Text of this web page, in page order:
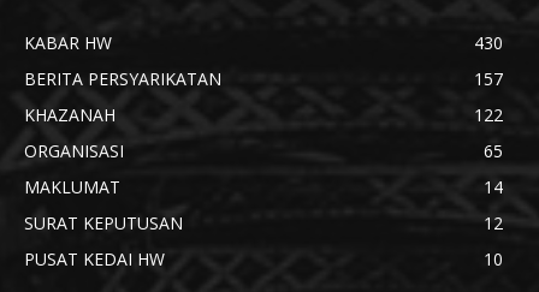
KABAR HW
430
BERITA PERSYARIKATAN
157
KHAZANAH
122
ORGANISASI
65
MAKLUMAT
14
SURAT KEPUTUSAN
12
PUSAT KEDAI HW
10